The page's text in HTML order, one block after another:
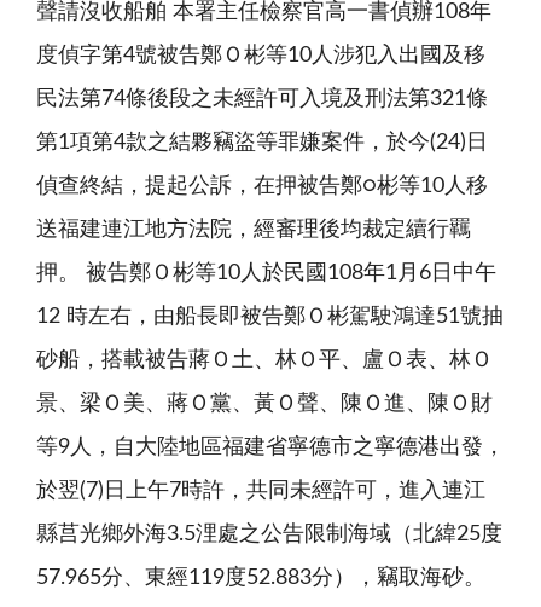
聲請沒收船舶 本署主任檢察官高一書偵辦108年
度偵字第4號被告鄭Ｏ彬等10人涉犯入出國及移
民法第74條後段之未經許可入境及刑法第321條
第1項第4款之結夥竊盜等罪嫌案件，於今(24)日
偵查終結，提起公訴，在押被告鄭○彬等10人移
送福建連江地方法院，經審理後均裁定續行羈
押。 被告鄭Ｏ彬等10人於民國108年1月6日中午
12 時左右，由船長即被告鄭Ｏ彬駕駛鴻達51號抽
砂船，搭載被告蔣Ｏ土、林Ｏ平、盧Ｏ表、林Ｏ
景、梁Ｏ美、蔣Ｏ黨、黃Ｏ聲、陳Ｏ進、陳Ｏ財
等9人，自大陸地區福建省寧德市之寧德港出發，
於翌(7)日上午7時許，共同未經許可，進入連江
縣莒光鄉外海3.5浬處之公告限制海域（北緯25度
57.965分、東經119度52.883分），竊取海砂。